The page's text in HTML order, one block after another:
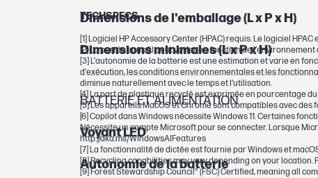
Dimensions de l'emballage (L x P x H)
Dimensions minimales (L x P x H)
BATTERIE ET ALIMENTATION
Voyant LED
Autonomie de la batterie
TECHSPECS
[1] Logiciel HP Accessory Center (HPAC) requis. Le logiciel
[2] La portée sans fil peut varier en fonction de
[3] L’autonomie de la batterie est une estimation et varie en
d’exécution, les conditions environnementales et les
diminue naturellement avec le temps et l’utilisation.
[4] La part de plastique recyclé est exprimée en pourcentage
[5] Les appareils MacOS et Chrome sont compatibles avec
[6] Copilot dans Windows nécessite Windows 11. Certaines
Nécessite un compte Microsoft pour se connecter. Lorsque
http://aka.ms/WindowsAIFeatures
[7] La fonctionnalité de dictée est fournie par Windows et
[8] Recycling capabilities may vary depending on your
[9] Forest Stewardship Council® (FSC) Certified, meaning all